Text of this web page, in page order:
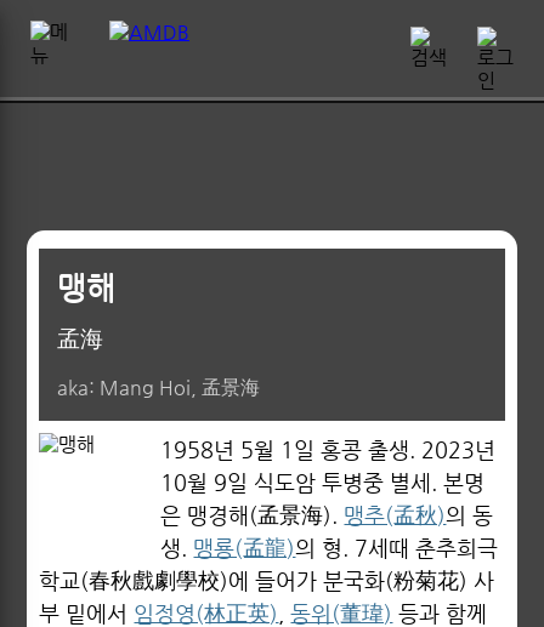
맹해
孟海
aka: Mang Hoi, 孟景海
1958년 5월 1일 홍콩 출생. 2023년
10월 9일 식도암 투병중 별세. 본명
은 맹경해(孟景海). 맹추(孟秋)의 동
생. 맹룡(孟龍)의 형. 7세때 춘추희극
학교(春秋戲劇學校)에 들어가 분국화(粉菊花) 사
부 밑에서 임정영(林正英) ,동위(董瑋) 등과 함께